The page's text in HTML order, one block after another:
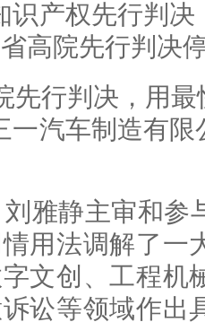
识产权先行判
高院先行判决
先行判决，用
一汽车制造有
刘雅静主审和参
用法调解了一
文创、工程机
讼等领域作出